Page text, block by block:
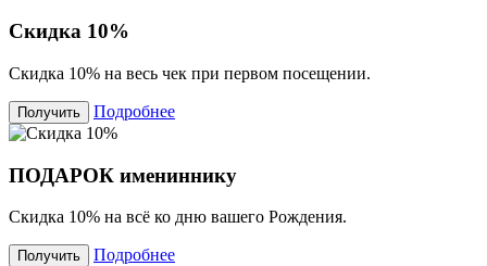
Скидка 10%
Скидка 10% на весь чек при первом посещении.
Получить Подробнее
ПОДАРОК имениннику
Скидка 10% на всё ко дню вашего Рождения.
Получить Подробнее